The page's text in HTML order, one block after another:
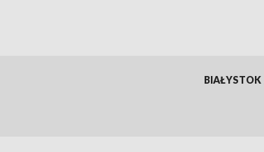
BIAŁYSTOK